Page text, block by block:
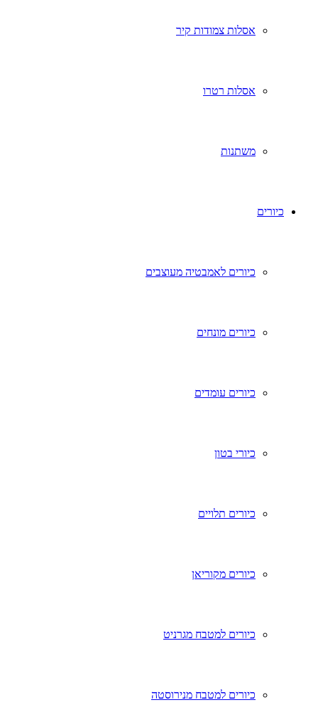
אסלות צמודות קיר
אסלות רטרו
משתנות
כיורים
כיורים לאמבטיה מעוצבים
כיורים מונחים
כיורים עומדים
כיורי בטון
כיורים תלויים
כיורים מקוריאן
כיורים למטבח מגרניט
כיורים למטבח מנירוסטה